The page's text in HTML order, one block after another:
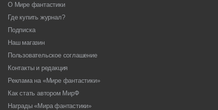
О Мире фантастики
Где купить журнал?
Подписка
Наш магазин
Пользовательское соглашение
Контакты и редакция
Реклама на «Мире фантастики»
Как стать автором МирФ
Награды «Мира фантастики»